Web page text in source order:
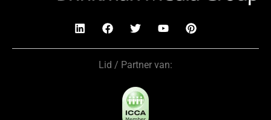
Lid / Partner van: